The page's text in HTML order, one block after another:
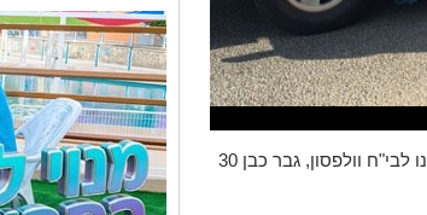
חובשים ופראמדיקים של מד"א העניקו טיפול רפואי ופינו לבי"ח וולפסון, גבר כבן 30